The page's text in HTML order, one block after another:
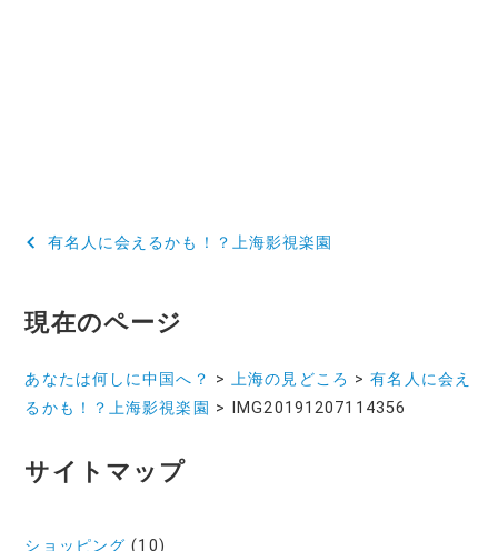
投
ナ
ゲ
シ
有名人に会えるかも！？上海影視楽園
現在のページ
あなたは何しに中国へ？ >上海の見どころ >有名人に会え
るかも！？上海影視楽園 > IMG20191207114356
サイトマップ
ショッピング (10)